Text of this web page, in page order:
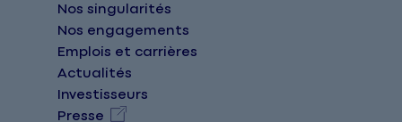
Nos singularités
Nos engagements
Emplois et carrières
Actualités
Investisseurs
Presse